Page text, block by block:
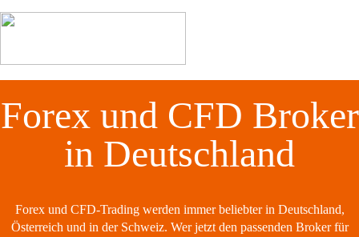
Forex und CFD Broker
in Deutschland
Forex und CFD-Trading werden immer beliebter in Deutschland,
Österreich und in der Schweiz. Wer jetzt den passenden Broker für